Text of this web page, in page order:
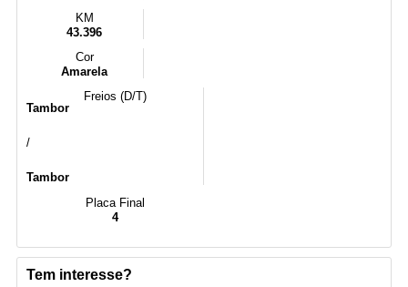
KM
43.396
Cor
Amarela
Freios (D/T)
Tambor
/
Tambor
Placa Final
4
Tem interesse?